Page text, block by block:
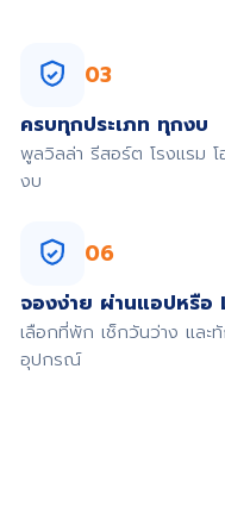
03
ครบทุกประเภท ทุกงบ
พูลวิลล่า รีสอร์ต โรงแรม โ
งบ
06
จองง่าย ผ่านแอปหรือ
เลือกที่พัก เช็กวันว่าง และ
อุปกรณ์